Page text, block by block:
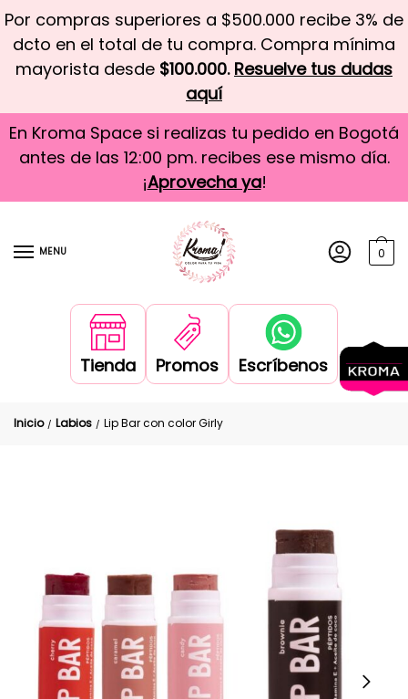
Por compras superiores a $500.000 recibe 3% de
dcto en el total de tu compra. Compra mínima
mayorista desde $100.000. Resuelve tus dudas
aquí
En Kroma Space si realizas tu pedido en Bogotá
antes de las 12:00 pm. recibes ese mismo día.
¡Aprovecha ya!
MENU 0
Tienda Promos Escríbenos
Inicio / Labios / Lip Bar con color Girly